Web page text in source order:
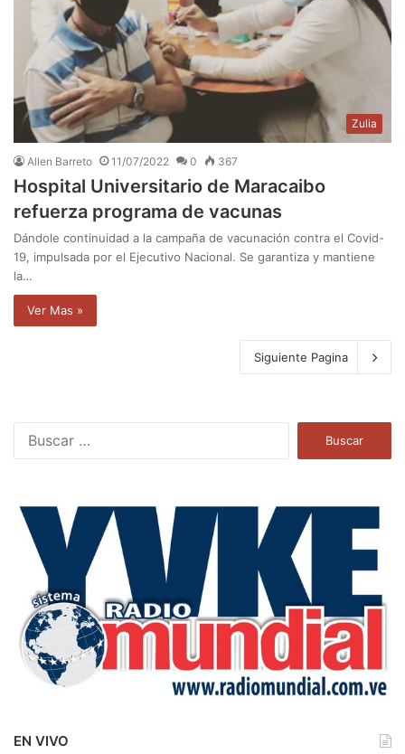
Zulia
Allen Barreto 11/07/2022 0 367
Hospital Universitario de Maracaibo
refuerza programa de vacunas
Dándole continuidad a la campaña de vacunación contra el Covid-
19, impulsada por el Ejecutivo Nacional. Se garantiza y mantiene
la…
Ver Mas »
Siguiente Pagina
a
EN VIVO